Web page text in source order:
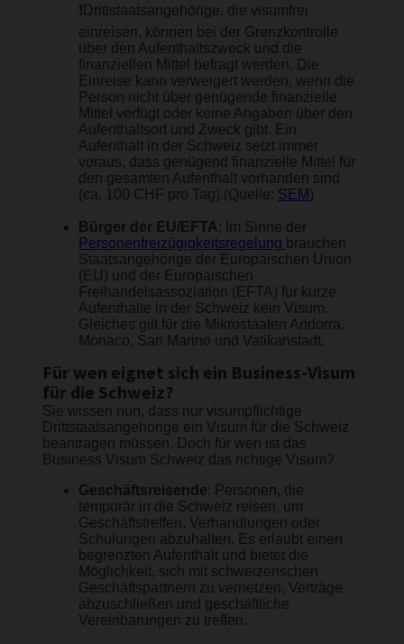
❗Drittstaatsangehörige, die visumfrei
einreisen, können bei der Grenzkontrolle
über den Aufenthaltszweck und die
finanziellen Mittel befragt werden. Die
Einreise kann verweigert werden, wenn die
Person nicht über genügende finanzielle
Mittel verfügt oder keine Angaben über den
Aufenthaltsort und Zweck gibt. Ein
Aufenthalt in der Schweiz setzt immer
voraus, dass genügend finanzielle Mittel für
den gesamten Aufenthalt vorhanden sind
(ca. 100 CHF pro Tag).(Quelle: SEM)
Bürger der EU/EFTA : Im Sinne der
Personenfreizügigkeitsregelung brauchen
Staatsangehörige der Europäischen Union
(EU) und der Europäischen
Freihandelsassoziation (EFTA) für kurze
Aufenthalte in der Schweiz kein Visum.
Gleiches gilt für die Mikrostaaten Andorra,
Monaco, San Marino und Vatikanstadt.
Für wen eignet sich ein Business-Visum
für die Schweiz?
Sie wissen nun, dass nur visumpflichtige
Drittstaatsangehörige ein Visum für die Schweiz
beantragen müssen. Doch für wen ist das
Business Visum Schweiz das richtige Visum?
Geschäftsreisende: Personen, die
temporär in die Schweiz reisen, um
Geschäftstreffen, Verhandlungen oder
Schulungen abzuhalten. Es erlaubt einen
begrenzten Aufenthalt und bietet die
Möglichkeit, sich mit schweizerischen
Geschäftspartnern zu vernetzen, Verträge
abzuschließen und geschäftliche
Vereinbarungen zu treffen.